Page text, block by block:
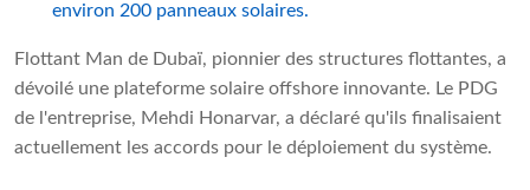
environ 200 panneaux solaires.
Flottant Man de Dubaï, pionnier des structures flottantes, a
dévoilé une plateforme solaire offshore innovante. Le PDG
de l'entreprise, Mehdi Honarvar, a déclaré qu'ils finalisaient
actuellement les accords pour le déploiement du système.